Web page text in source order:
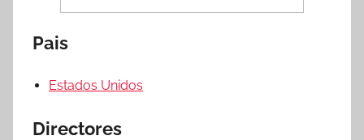
Pais
Estados Unidos
Directores